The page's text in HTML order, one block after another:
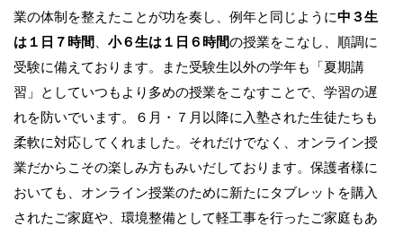
業の体制を整えたことが功を奏し、例年と同じように中３生
は１日７時間
小６生は１日６時間の授業をこなし、順調に
受験に備えております。また受験生以外の学年も「夏期講
習」としていつもより多めの授業をこなすことで、学習の遅
れを防いでいます。６月・７月以降に入塾された生徒たちも
柔軟に対応してくれました。それだけでなく、オンライン授
業だからこその楽しみ方もみいだしております。保護者様に
おいても、オンライン授業のために新たにタブレットを購入
されたご家庭や、環境整備として軽工事を行ったご家庭もあ